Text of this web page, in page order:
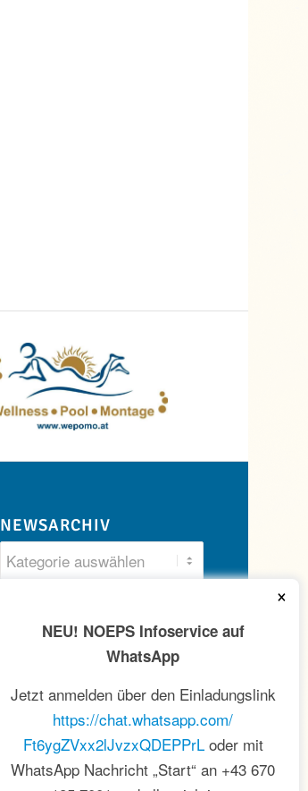
NEWSARCHIV
×
NEU! NOEPS Infoservice auf
WhatsApp
Jetzt anmelden über den Einladungslink
https://chat.whatsapp.com/
Ft6ygZVxx2lJvzxQDEPPrLoder mit
WhatsApp Nachricht „Start“ an +43 670